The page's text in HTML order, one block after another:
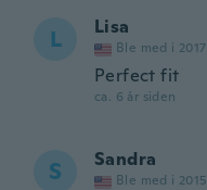
L Lisa
Ble med i 2017
Perfect fit
ca. 6 år siden
S Sandra
Ble med i 2015